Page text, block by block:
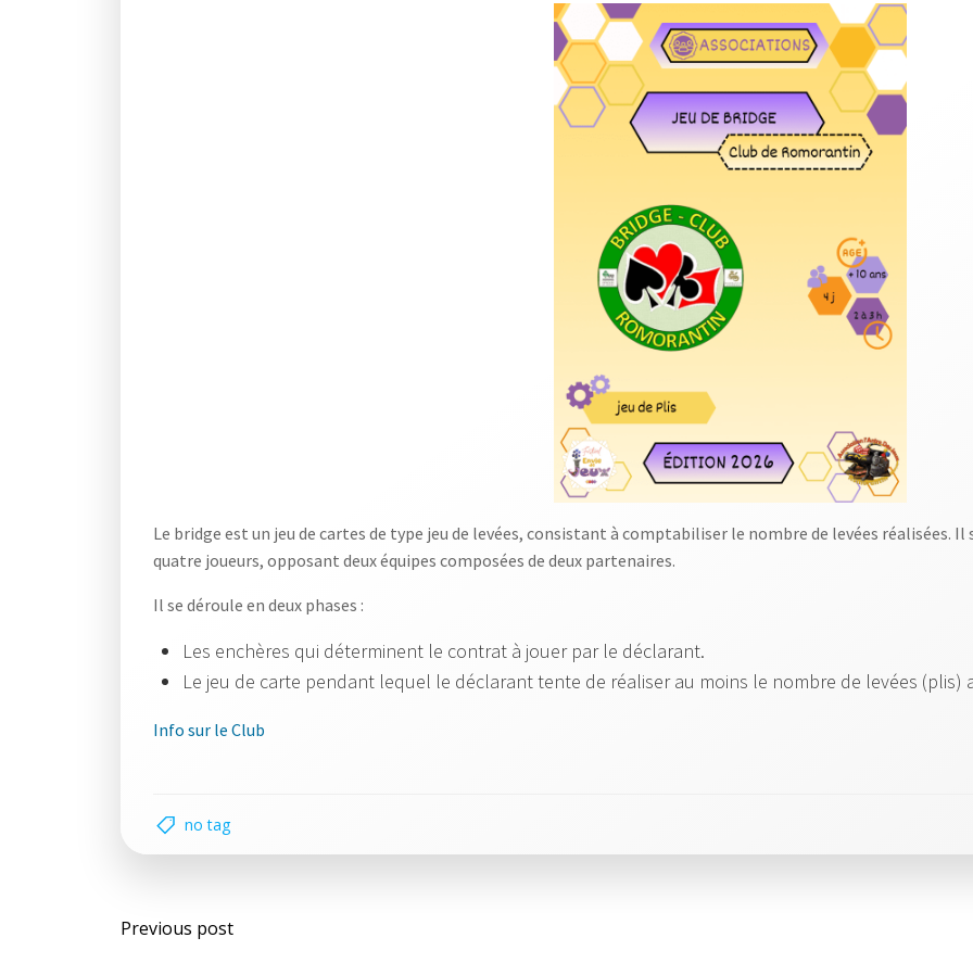
Le bridge est un jeu de cartes de type jeu de levées, consistant à comptabiliser le nombre de levées réalisées. Il
quatre joueurs, opposant deux équipes composées de deux partenaires.
Il se déroule en deux phases :
Les enchères qui déterminent le contrat à jouer par le déclarant.
Le jeu de carte pendant lequel le déclarant tente de réaliser au moins le nombre de levées
Info sur le Club
no tag
Post
Previous post